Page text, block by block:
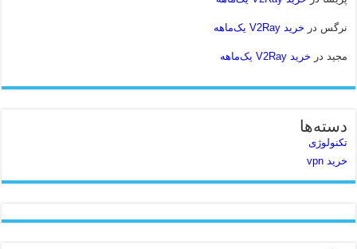
نرگس در خرید V2Ray یک‌ماهه
مجید در خرید V2Ray یک‌ماهه
دسته‌ها
تکنولوژی
خرید vpn